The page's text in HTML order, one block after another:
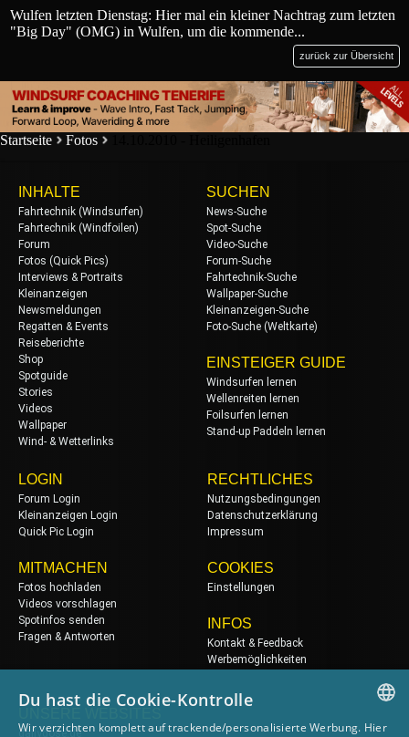
Wulfen letzten Dienstag: Hier mal ein kleiner Nachtrag zum letzten
"Big Day" (OMG) in Wulfen, um die kommende...
zurück zur Übersicht
Startseite Fotos
INHALTE
Fahrtechnik (Windsurfen)
Fahrtechnik (Windfoilen)
Forum
Fotos (Quick Pics)
Interviews & Portraits
Kleinanzeigen
Newsmeldungen
Regatten & Events
Reiseberichte
Shop
Spotguide
Stories
Videos
Wallpaper
Wind- & Wetterlinks
SUCHEN
News-Suche
Spot-Suche
Video-Suche
Forum-Suche
Fahrtechnik-Suche
Wallpaper-Suche
Kleinanzeigen-Suche
Foto-Suche (Weltkarte)
EINSTEIGER GUIDE
Windsurfen lernen
Wellenreiten lernen
Foilsurfen lernen
Stand-up Paddeln lernen
LOGIN
Forum Login
Kleinanzeigen Login
Quick Pic Login
MITMACHEN
Fotos hochladen
Videos vorschlagen
Spotinfos senden
Fragen & Antworten
RECHTLICHES
Nutzungsbedingungen
Datenschutzerklärung
Impressum
COOKIES
Einstellungen
INFOS
Kontakt & Feedback
Werbemöglichkeiten
dailydose.de
Du hast die Cookie-Kontrolle
Wir verzichten komplett auf trackende/personalisierte Werbung. Hier